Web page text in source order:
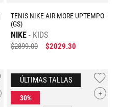
TENIS NIKE AIR MORE UPTEMPO
(GS)
NIKE KIDS
$2899.00 $2029.30
+